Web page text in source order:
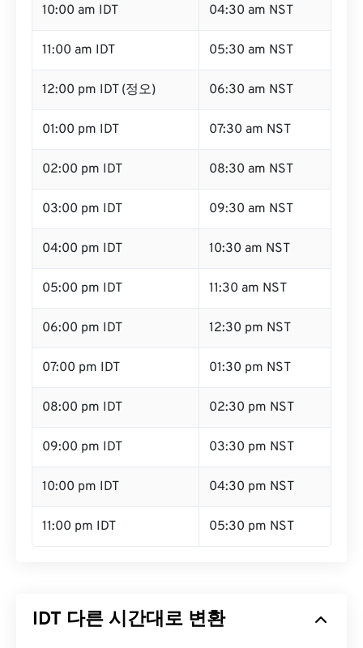
10:00 am IDT 04:30 am NST
11:00 am IDT 05:30 am NST
12:00 pm IDT (정오) 06:30 am NST
01:00 pm IDT 07:30 am NST
02:00 pm IDT 08:30 am NST
03:00 pm IDT 09:30 am NST
04:00 pm IDT 10:30 am NST
05:00 pm IDT 11:30 am NST
06:00 pm IDT 12:30 pm NST
07:00 pm IDT 01:30 pm NST
08:00 pm IDT 02:30 pm NST
09:00 pm IDT 03:30 pm NST
10:00 pm IDT 04:30 pm NST
11:00 pm IDT 05:30 pm NST
IDT 다른 시간대로 변환